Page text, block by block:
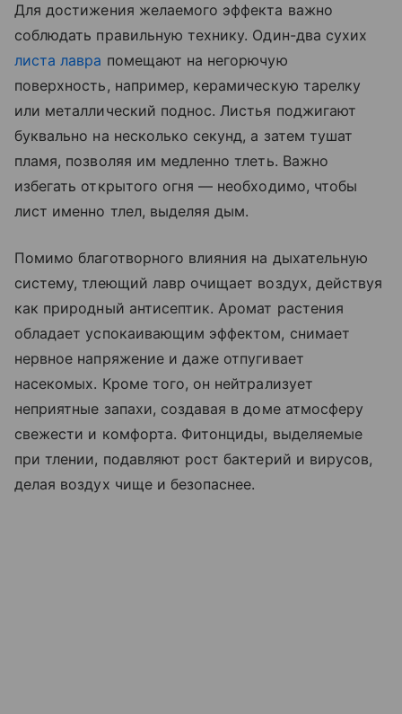
Для достижения желаемого эффекта важно
соблюдать правильную технику. Один-два сухих
листа лавра помещают на негорючую
поверхность, например, керамическую тарелку
или металлический поднос. Листья поджигают
буквально на несколько секунд, а затем тушат
пламя, позволяя им медленно тлеть. Важно
избегать открытого огня — необходимо, чтобы
лист именно тлел, выделяя дым.
Помимо благотворного влияния на дыхательную
систему, тлеющий лавр очищает воздух, действуя
как природный антисептик. Аромат растения
обладает успокаивающим эффектом, снимает
нервное напряжение и даже отпугивает
насекомых. Кроме того, он нейтрализует
неприятные запахи, создавая в доме атмосферу
свежести и комфорта. Фитонциды, выделяемые
при тлении, подавляют рост бактерий и вирусов,
делая воздух чище и безопаснее.